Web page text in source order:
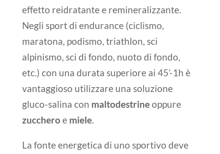
effetto reidratante e remineralizzante.
Negli sport di endurance (ciclismo,
maratona, podismo, triathlon, sci
alpinismo, sci di fondo, nuoto di fondo,
etc.) con una durata superiore ai 45’-1h è
vantaggioso utilizzare una soluzione
gluco-salina con maltodestrineoppure
zuccheroe miele.
La fonte energetica di uno sportivo deve